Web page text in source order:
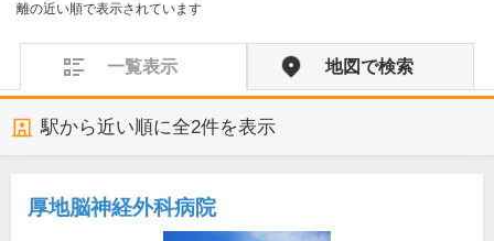
離の近い順で表示されています
一覧表示 地図で検索
駅から近い順に全2件を表示
厚地脳神経外科病院